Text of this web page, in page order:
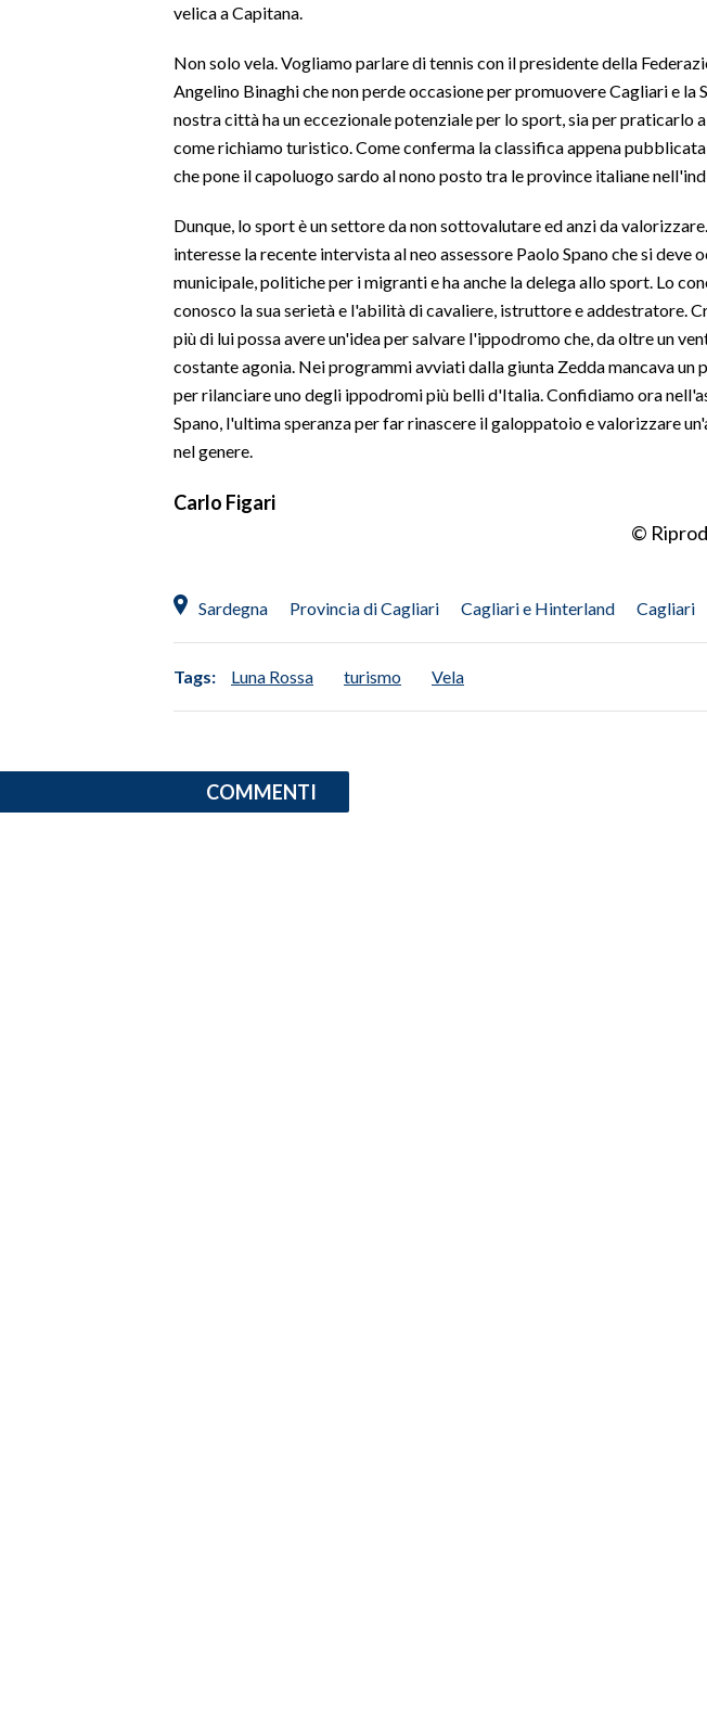
velica a Capitana.
Non solo vela. Vogliamo parlare di tennis con il presidente della
Angelino Binaghi che non perde occasione per promuovere Cagliari e la
nostra città ha un eccezionale potenziale per lo sport, sia per praticarlo
come richiamo turistico. Come conferma la classifica appena
che pone il capoluogo sardo al nono posto tra le province italiane
Dunque, lo sport è un settore da non sottovalutare ed anzi da
interesse la recente intervista al neo assessore Paolo Spano che si deve
municipale, politiche per i migranti e ha anche la delega allo sport. Lo
conosco la sua serietà e l'abilità di cavaliere, istruttore e addestratore.
più di lui possa avere un'idea per salvare l'ippodromo che, da oltre un
costante agonia. Nei programmi avviati dalla giunta Zedda mancava
per rilanciare uno degli ippodromi più belli d'Italia. Confidiamo ora
Spano, l'ultima speranza per far rinascere il galoppatoio e valorizzare
nel genere.
Carlo Figari
©
Sardegna Provincia di Cagliari Cagliari e Hinterland Cagliari
Tags: Luna Rossa turismo Vela
COMMENTI